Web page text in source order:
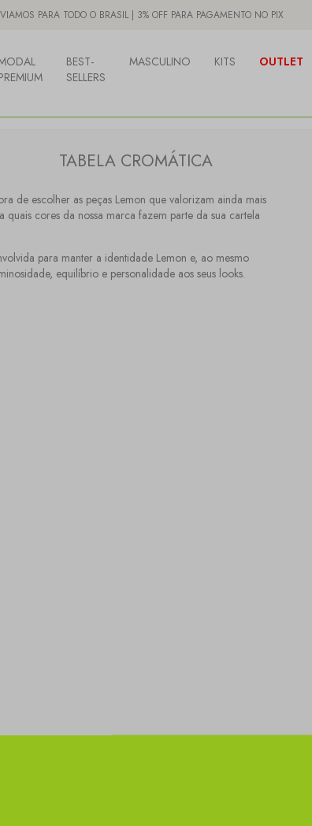
PARA TODO O BRASIL | 3% OFF PARA PAGAMENTO NO PIX
BEST-
SELLERS
MASCULINO KITS OUTLET
TABELA CROMÁTICA
de escolher as peças Lemon que valorizam ainda mais
cores da nossa marca fazem parte da sua cartela
para manter a identidade Lemon e, ao mesmo
equilíbrio e personalidade aos seus looks.